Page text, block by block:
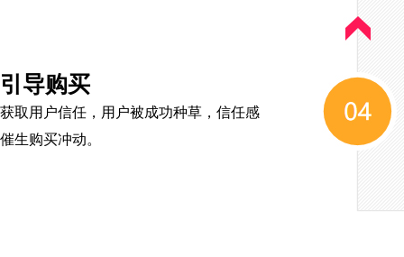
引导购买
获取用户信任，用户被成功种草，信任感
催生购买冲动。